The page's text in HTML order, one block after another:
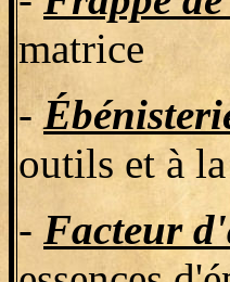
matrice
-
outils et à
- Facteur